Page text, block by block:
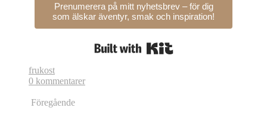
Prenumerera på mitt nyhetsbrev – för dig
som älskar äventyr, smak och inspiration!
frukost
0 kommentarer
Föregående